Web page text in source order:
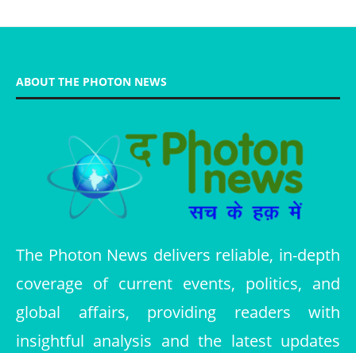
ABOUT THE PHOTON NEWS
The Photon News delivers reliable, in-depth
coverage of current events, politics, and
global affairs, providing readers with
insightful analysis and the latest updates